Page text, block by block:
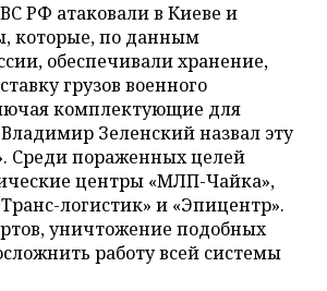
РФ атаковали в Киеве и
которые, по данным
обеспечивали хранение,
грузов военного
комплектующие для
Зеленский назвал эту
Среди пораженных целей
центры «МЛП-Чайка»,
логистик» и «Эпицентр».
уничтожение подобных
работу всей системы